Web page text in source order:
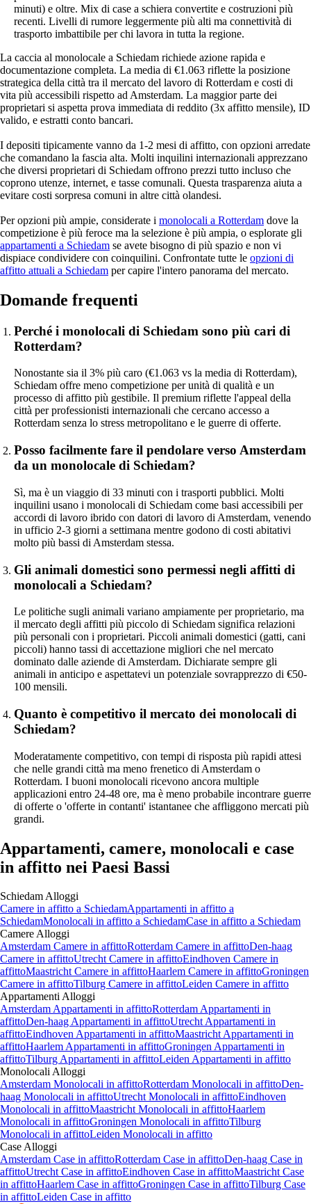
minuti) e oltre. Mix di case a schiera convertite e costruzioni più
recenti. Livelli di rumore leggermente più alti ma connettività di
trasporto imbattibile per chi lavora in tutta la regione.
La caccia al monolocale a Schiedam richiede azione rapida e
documentazione completa. La media di €1.063 riflette la posizione
strategica della città tra il mercato del lavoro di Rotterdam e costi di
vita più accessibili rispetto ad Amsterdam. La maggior parte dei
proprietari si aspetta prova immediata di reddito (3x affitto mensile), ID
valido, e estratti conto bancari.
I depositi tipicamente vanno da 1-2 mesi di affitto, con opzioni arredate
che comandano la fascia alta. Molti inquilini internazionali apprezzano
che diversi proprietari di Schiedam offrono prezzi tutto incluso che
coprono utenze, internet, e tasse comunali. Questa trasparenza aiuta a
evitare costi sorpresa comuni in altre città olandesi.
Per opzioni più ampie, considerate i monolocali a Rotterdam dove la
competizione è più feroce ma la selezione è più ampia, o esplorate gli
appartamenti a Schiedam se avete bisogno di più spazio e non vi
dispiace condividere con coinquilini. Confrontate tutte le opzioni di
affitto attuali a Schiedam per capire l'intero panorama del mercato.
Domande frequenti
Perché i monolocali di Schiedam sono più cari di
Rotterdam?
Nonostante sia il 3% più caro (€1.063 vs la media di Rotterdam),
Schiedam offre meno competizione per unità di qualità e un
processo di affitto più gestibile. Il premium riflette l'appeal della
città per professionisti internazionali che cercano accesso a
Rotterdam senza lo stress metropolitano e le guerre di offerte.
Posso facilmente fare il pendolare verso Amsterdam
da un monolocale di Schiedam?
Sì, ma è un viaggio di 33 minuti con i trasporti pubblici. Molti
inquilini usano i monolocali di Schiedam come basi accessibili per
accordi di lavoro ibrido con datori di lavoro di Amsterdam, venendo
in ufficio 2-3 giorni a settimana mentre godono di costi abitativi
molto più bassi di Amsterdam stessa.
Gli animali domestici sono permessi negli affitti di
monolocali a Schiedam?
Le politiche sugli animali variano ampiamente per proprietario, ma
il mercato degli affitti più piccolo di Schiedam significa relazioni
più personali con i proprietari. Piccoli animali domestici (gatti, cani
piccoli) hanno tassi di accettazione migliori che nel mercato
dominato dalle aziende di Amsterdam. Dichiarate sempre gli
animali in anticipo e aspettatevi un potenziale sovrapprezzo di €50-
100 mensili.
Quanto è competitivo il mercato dei monolocali di
Schiedam?
Moderatamente competitivo, con tempi di risposta più rapidi attesi
che nelle grandi città ma meno frenetico di Amsterdam o
Rotterdam. I buoni monolocali ricevono ancora multiple
applicazioni entro 24-48 ore, ma è meno probabile incontrare guerre
di offerte o 'offerte in contanti' istantanee che affliggono mercati più
grandi.
Appartamenti, camere, monolocali e case
in affitto nei Paesi Bassi
SchiedamAlloggi
Camere in affitto a SchiedamAppartamenti in affitto a
SchiedamMonolocali in affitto a SchiedamCase in affitto a Schiedam
CamereAlloggi
Amsterdam Camere in affittoRotterdam Camere in affittoDen-haag
Camere in affittoUtrecht Camere in affittoEindhoven Camere in
affittoMaastricht Camere in affittoHaarlem Camere in affittoGroningen
Camere in affittoTilburg Camere in affittoLeiden Camere in affitto
AppartamentiAlloggi
Amsterdam Appartamenti in affittoRotterdam Appartamenti in
affittoDen-haag Appartamenti in affittoUtrecht Appartamenti in
affittoEindhoven Appartamenti in affittoMaastricht Appartamenti in
affittoHaarlem Appartamenti in affittoGroningen Appartamenti in
affittoTilburg Appartamenti in affittoLeiden Appartamenti in affitto
MonolocaliAlloggi
Amsterdam Monolocali in affittoRotterdam Monolocali in affittoDen-
haag Monolocali in affittoUtrecht Monolocali in affittoEindhoven
Monolocali in affittoMaastricht Monolocali in affittoHaarlem
Monolocali in affittoGroningen Monolocali in affittoTilburg
Monolocali in affittoLeiden Monolocali in affitto
CaseAlloggi
Amsterdam Case in affittoRotterdam Case in affittoDen-haag Case in
affittoUtrecht Case in affittoEindhoven Case in affittoMaastricht Case
in affittoHaarlem Case in affittoGroningen Case in affittoTilburg Case
in affittoLeiden Case in affitto